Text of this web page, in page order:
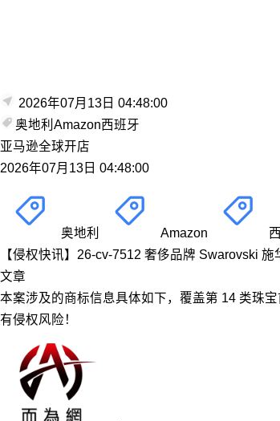
2026年07月13日 04:48:00
奥地利 Amazon西班牙
亚马逊全球开店
2026年07月13日 04:48:00
奥地利 Amazon
【侵权快讯】26-cv-7512 奢侈品牌 Swarovski
文章
本案涉及的商标信息具体如下，覆盖第 14 类珠
有侵权风险！